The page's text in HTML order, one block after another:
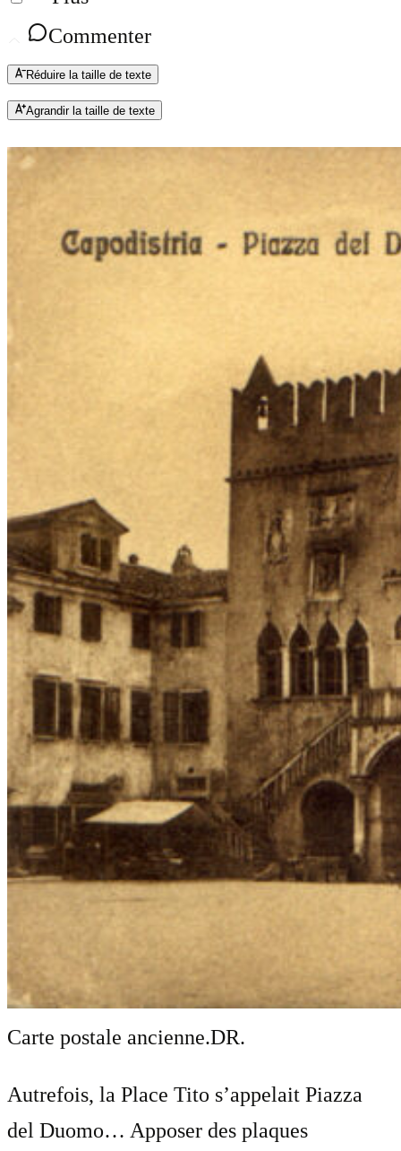
Commenter
Réduire la taille de texte
Agrandir la taille de texte
Carte postale ancienne.DR.
Autrefois, la Place Tito s’appelait Piazza
del Duomo… Apposer des plaques